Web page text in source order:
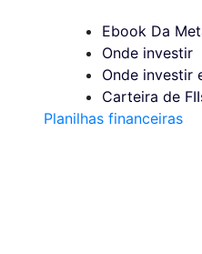
Ebook Da
Onde investir
Onde investir
Carteira de
Planilhas financeiras